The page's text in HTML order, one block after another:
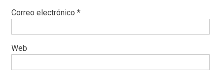
Correo electrónico *
Web